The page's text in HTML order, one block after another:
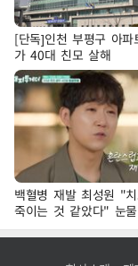
[단독]인천 부평구 아
가 40대 친모 살해
백혈병 재발 최성원 "
죽이는 것 같았다" 눈물